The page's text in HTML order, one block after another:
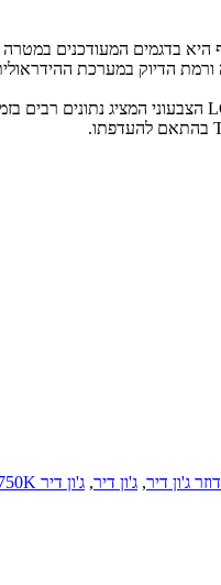
בדגמים המעודכנים במטרה
הדיוק במערכת
ג'ון דיר, ג'ון דיר, ג'ון דיר 750K